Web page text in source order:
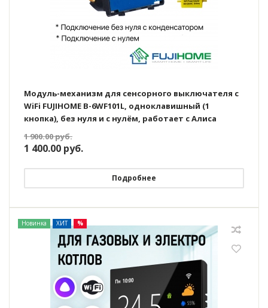
Модуль-механизм для сенсорного выключателя с
WiFi FUJIHOME B-6WF101L, одноклавишный (1
кнопка), без нуля и с нулём, работает с Алиса
1 900.00руб.
1 400.00 руб.
Подробнее
Новинка ХИТ %